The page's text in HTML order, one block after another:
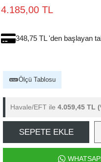
4.185,00 TL
348,75 TL 'den başlayan
Ölçü Tablosu
Havale/EFT ile 4.059,45 TL
SEPETE EKLE